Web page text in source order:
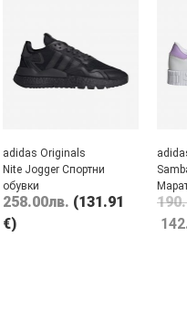
adidas Originals
Nite Jogger Спортни
обувки
258.00лв. (131.91
€)